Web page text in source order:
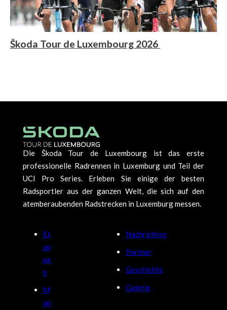
Škoda Tour de Luxembourg 2026
Die Škoda Tour de Luxembourg ist das erste
professionelle Radrennen in Luxemburg und Teil der
UCI Pro Series. Erleben Sie einige der besten
Radsportler aus der ganzen Welt, die sich auf den
atemberaubenden Radstrecken in Luxemburg messen.
Et
ap
pe
n
M
an
Nachrichten
Partner
Geschichte
Galerie